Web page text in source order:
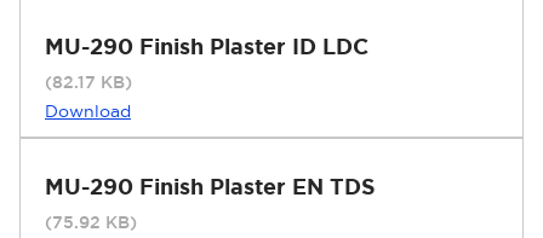
MU-290 Finish Plaster ID LDC
(82.17 KB)
Download
MU-290 Finish Plaster EN TDS
(75.92 KB)